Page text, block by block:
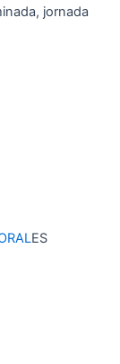
jornada
ES